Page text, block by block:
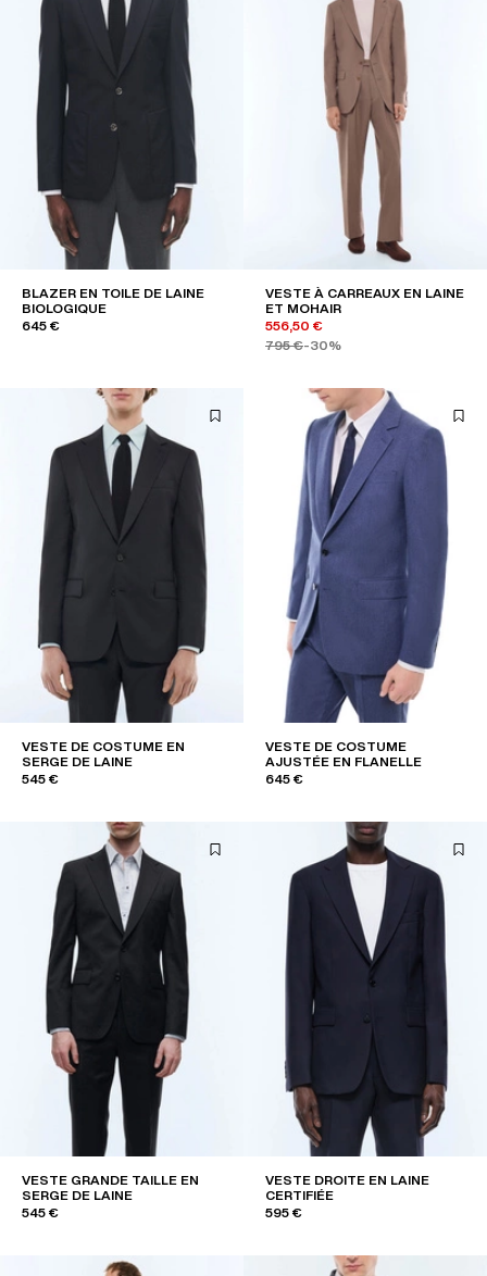
BLAZER EN TOILE DE LAINE
BIOLOGIQUE
645 €
VESTE À CARREAUX EN LAINE
ET MOHAIR
556,50 €
795 €-30%
VESTE DE COSTUME EN
SERGE DE LAINE
545 €
VESTE DE COSTUME
AJUSTÉE EN FLANELLE
645 €
VESTE GRANDE TAILLE EN
SERGE DE LAINE
545 €
VESTE DROITE EN LAINE
CERTIFIÉE
595 €